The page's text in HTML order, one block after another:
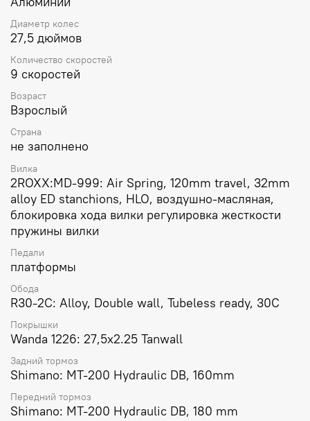
Диаметр колес
27,5 дюймов
Количество скоростей
9 скоростей
Возраст
Взрослый
Страна
не заполнено
Вилка
2ROXX:MD-999: Air Spring, 120mm travel, 32mm
alloy ED stanchions, HLO, воздушно-масляная,
блокировка хода вилки регулировка жесткости
пружины вилки
Педали
платформы
Обода
R30-2C: Alloy, Double wall, Tubeless ready, 30C
Покрышки
Wanda 1226: 27,5x2.25 Tanwall
Задний тормоз
Shimano: MT-200 Hydraulic DB, 160mm
Передний тормоз
Shimano: MT-200 Hydraulic DB, 180 mm